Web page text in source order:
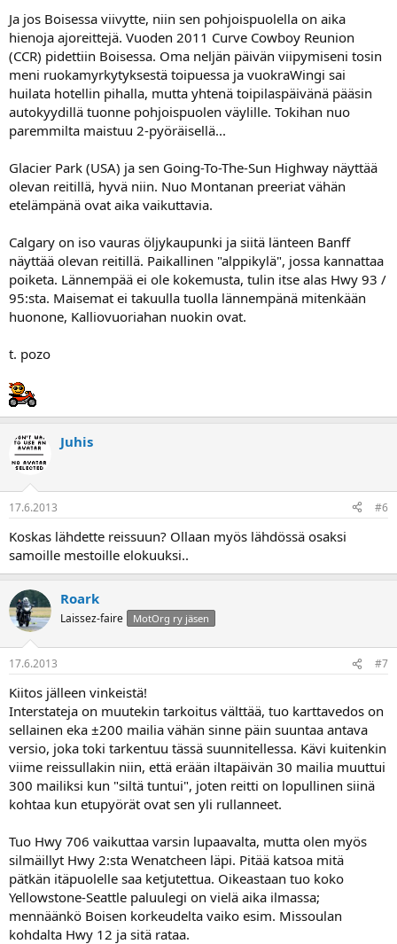
Ja jos Boisessa viivytte, niin sen pohjoispuolella on aika
hienoja ajoreittejä. Vuoden 2011 Curve Cowboy Reunion
(CCR) pidettiin Boisessa. Oma neljän päivän viipymiseni tosin
meni ruokamyrkytyksestä toipuessa ja vuokraWingi sai
huilata hotellin pihalla, mutta yhtenä toipilaspäivänä pääsin
autokyydillä tuonne pohjoispuolen väylille. Tokihan nuo
paremmilta maistuu 2-pyöräisellä...
Glacier Park (USA) ja sen Going-To-The-Sun Highway näyttää
olevan reitillä, hyvä niin. Nuo Montanan preeriat vähän
etelämpänä ovat aika vaikuttavia.
Calgary on iso vauras öljykaupunki ja siitä länteen Banff
näyttää olevan reitillä. Paikallinen "alppikylä", jossa kannattaa
poiketa. Lännempää ei ole kokemusta, tulin itse alas Hwy 93 /
95:sta. Maisemat ei takuulla tuolla lännempänä mitenkään
huonone, Kalliovuoriahan nuokin ovat.
t. pozo
Juhis
17.6.2013 #6
Koskas lähdette reissuun? Ollaan myös lähdössä osaksi
samoille mestoille elokuuksi..
Roark
Laissez-faire MotOrg ry jäsen
17.6.2013 #7
Kiitos jälleen vinkeistä!
Interstateja on muutekin tarkoitus välttää, tuo karttavedos on
sellainen eka ±200 mailia vähän sinne päin suuntaa antava
versio, joka toki tarkentuu tässä suunnitellessa. Kävi kuitenkin
viime reissullakin niin, että erään iltapäivän 30 mailia muuttui
300 mailiksi kun "siltä tuntui", joten reitti on lopullinen siinä
kohtaa kun etupyörät ovat sen yli rullanneet.
Tuo Hwy 706 vaikuttaa varsin lupaavalta, mutta olen myös
silmäillyt Hwy 2:sta Wenatcheen läpi. Pitää katsoa mitä
pätkän itäpuolelle saa ketjutettua. Oikeastaan tuo koko
Yellowstone-Seattle paluulegi on vielä aika ilmassa;
mennäänkö Boisen korkeudelta vaiko esim. Missoulan
kohdalta Hwy 12 ja sitä rataa.